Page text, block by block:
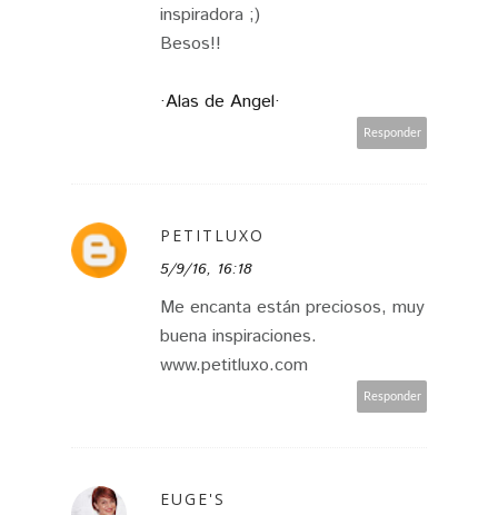
inspiradora ;)
Besos!!
·Alas de Angel·
Responder
PETITLUXO
5/9/16, 16:18
Me encanta están preciosos, muy
buena inspiraciones.
www.petitluxo.com
Responder
EUGE'S